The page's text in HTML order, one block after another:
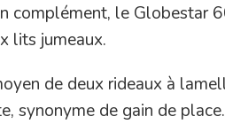
complément, le Globestar
lits jumeaux.
de deux rideaux à
synonyme de gain de place.